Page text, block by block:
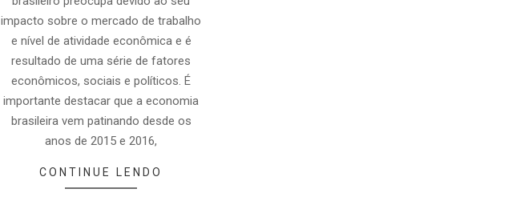
impacto sobre o mercado de trabalho
e nível de atividade econômica e é
resultado de uma série de fatores
econômicos, sociais e políticos. É
importante destacar que a economia
brasileira vem patinando desde os
anos de 2015 e 2016,
CONTINUE LENDO